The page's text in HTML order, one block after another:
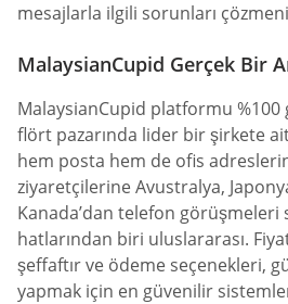
mesajlarla ilgili sorunları
MalaysianCupid Gerçek Bir
MalaysianCupid platformu %100
flört pazarında lider bir şirkete
hem posta hem de ofis
ziyaretçilerine Avustralya,
Kanada’dan telefon görüşmeleri
hatlarından biri uluslararası.
şeffaftır ve ödeme seçenekleri,
yapmak için en güvenilir